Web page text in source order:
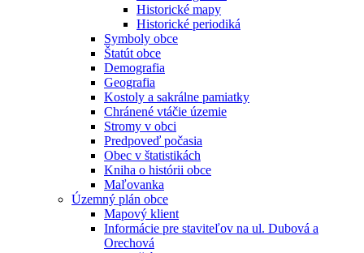
Historické mapy
Historické periodiká
Symboly obce
Štatút obce
Demografia
Geografia
Kostoly a sakrálne pamiatky
Chránené vtáčie územie
Stromy v obci
Predpoveď počasia
Obec v štatistikách
Kniha o histórii obce
Maľovanka
Územný plán obce
Mapový klient
Informácie pre staviteľov na ul. Dubová a
Orechová